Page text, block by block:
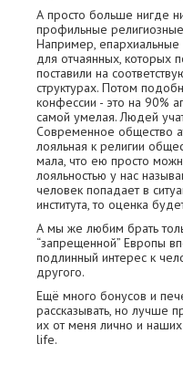
А просто больше нигде
профильные
Например, епархиальные
для отчаянных, которых
поставили на
структурах. Потом
конфессии - это на 90%
самой умелая. Людей
Современное общество
лояльная к религии
мала, что ею просто
лояльностью у нас
человек попадает в
института, то оценка
А мы же любим брать
“запрещенной” Европы
подлинный интерес к
другого.
Ещё много бонусов и
рассказывать, но лучше
их от меня лично и
life.